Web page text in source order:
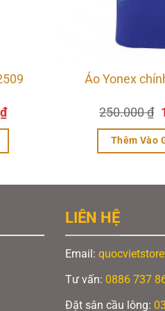
₫Giá
hiện
là:
Áo Yonex
250.000₫
Thêm Vào
LIÊN HỆ
Email:
Tư vấn: 0886 737
Đặt sân cầu lông: